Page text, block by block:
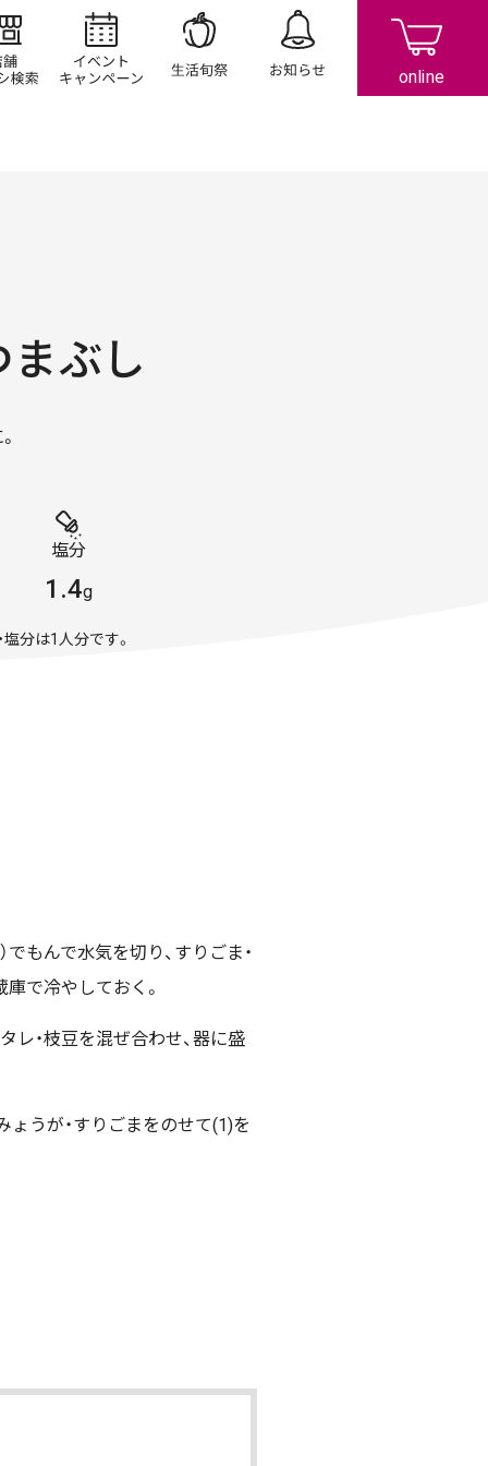
店舗/チラシ検索イベント/キャンペーン
生活旬祭 お知らせ
ぶし
塩分
1.4g
分は1人分です。
でもんで水気を切り、すりごま・
で冷やしておく。
レ・枝豆を混ぜ合わせ、器に盛
ょうが・すりごまをのせて(1)を